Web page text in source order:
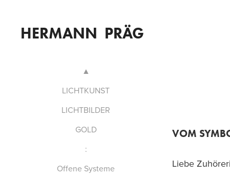
HERMANN  PRÄG
▲
LICHTKUNST
LICHTBILDER
GOLD
:
Offene Systeme
VOM
Liebe